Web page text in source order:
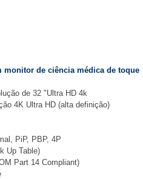
monitor de ciência médica de toque
de 32 "Ultra HD 4k
4K Ultra HD (alta definição)
PiP, PBP, 4P
Up Table)
Part 14 Compliant)